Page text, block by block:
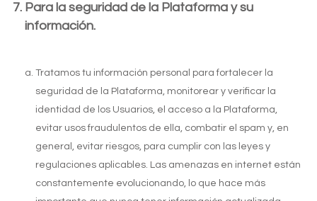
Para la seguridad de la Plataforma y su
información.
Tratamos tu información personal para fortalecer la
seguridad de la Plataforma, monitorear y verificar la
identidad de los Usuarios, el acceso a la Plataforma,
evitar usos fraudulentos de ella, combatir el spam y, en
general, evitar riesgos, para cumplir con las leyes y
regulaciones aplicables. Las amenazas en internet están
constantemente evolucionando, lo que hace más